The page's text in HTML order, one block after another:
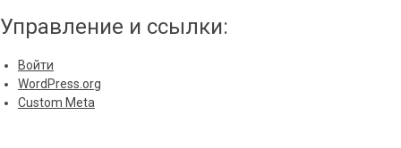
Управление и ссылки:
Войти
WordPress.org
Custom Meta